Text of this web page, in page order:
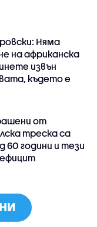
Няма
на африканска
извън
където е
от
треска са
60 години и тези